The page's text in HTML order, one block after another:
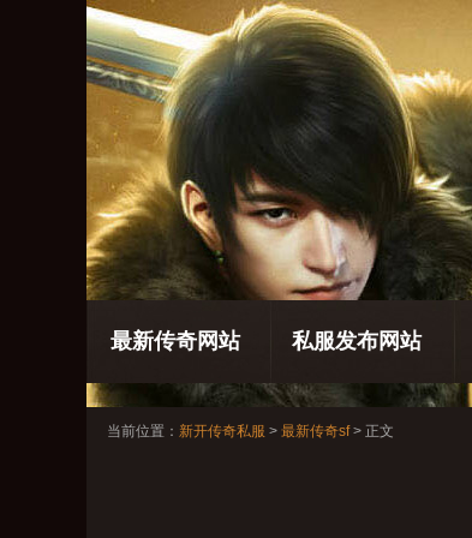
最新传奇网站 私服发布网站
当前位置： 新开传奇私服 > 最新传奇sf> 正文